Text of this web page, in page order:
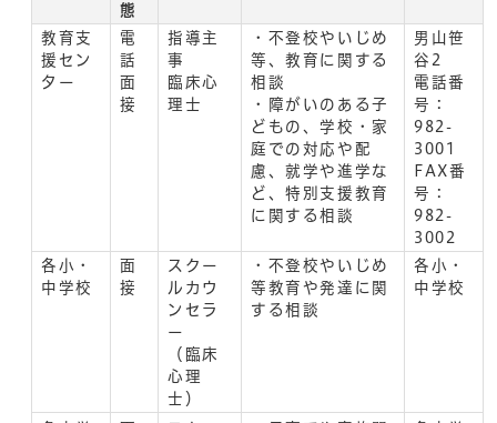
態
教育支
援セン
ター
電
話
面
接
指導主
事
臨床心
理士
・不登校やいじめ
等、教育に関する
相談
・障がいのある子
どもの、学校・家
庭での対応や配
慮、就学や進学な
ど、特別支援教育
に関する相談
男山笹
谷2
電話番
号：
982-
3001
FAX番
号：
982-
3002
各小・
中学校
面
接
スクー
ルカウ
ンセラ
ー
（臨床
心理
士）
・不登校やいじめ
等教育や発達に関
する相談
各小・
中学校